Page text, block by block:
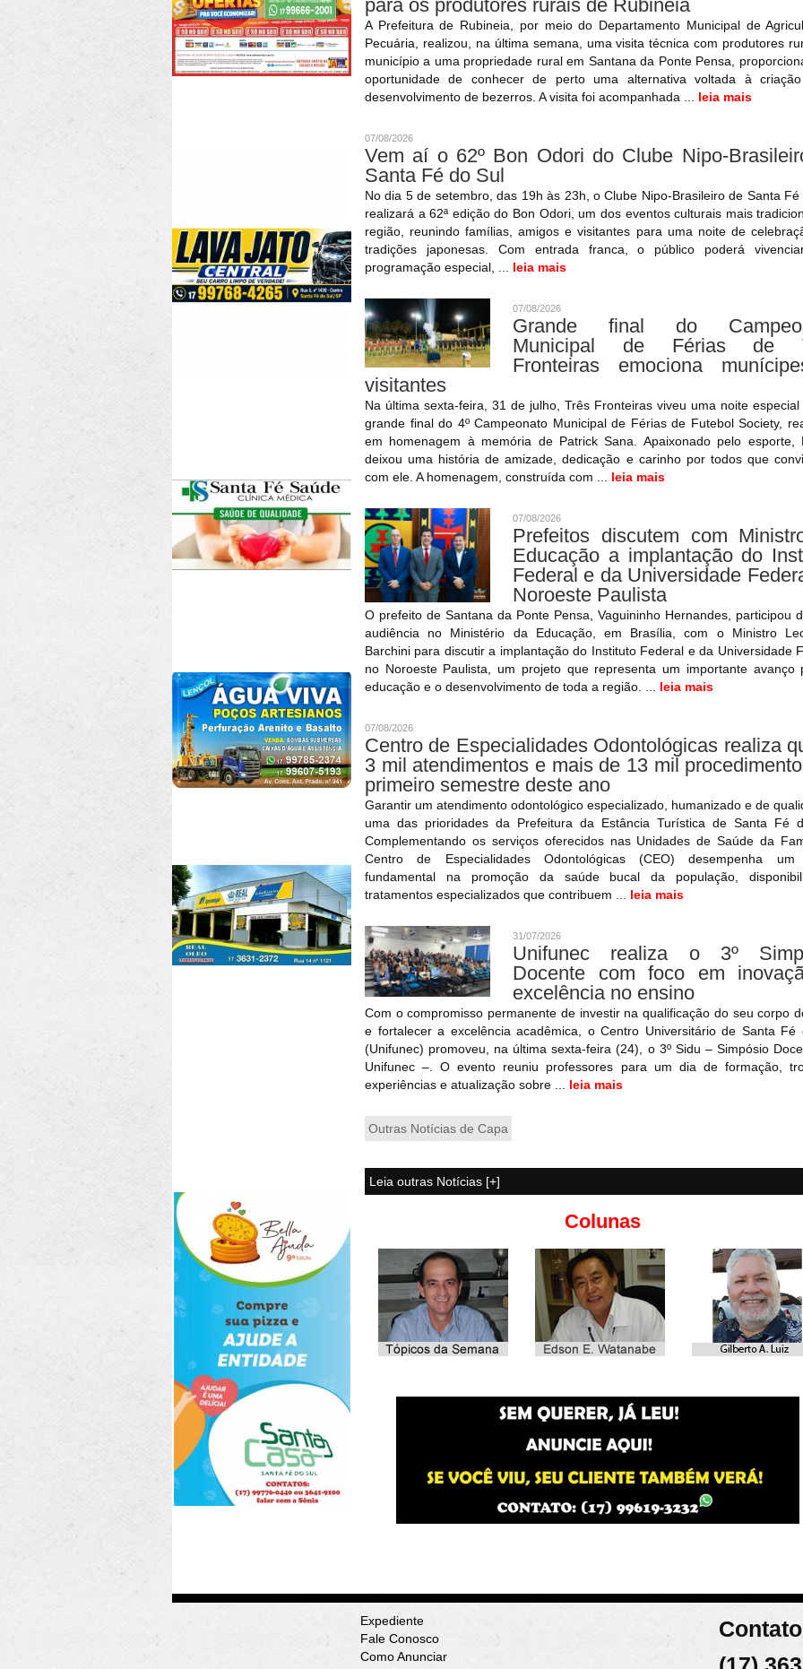
para os produtores rurais de Rubineia
A Prefeitura de Rubineia, por meio do Departamento Municipal de
Pecuária, realizou, na última semana, uma visita técnica com produtores
município a uma propriedade rural em Santana da Ponte Pensa,
oportunidade de conhecer de perto uma alternativa voltada à
desenvolvimento de bezerros. A visita foi acompanhada ... leia mais
07/08/2026
Vem aí o 62º Bon Odori do Clube Nipo-
Santa Fé do Sul
No dia 5 de setembro, das 19h às 23h, o Clube Nipo-Brasileiro de Santa Fé
realizará a 62ª edição do Bon Odori, um dos eventos culturais mais
região, reunindo famílias, amigos e visitantes para uma noite de
tradições japonesas. Com entrada franca, o público poderá
programação especial, ... leia mais
07/08/2026
Grande final do
Municipal de Férias de
Fronteiras emociona
visitantes
Na última sexta-feira, 31 de julho, Três Fronteiras viveu uma noite
grande final do 4º Campeonato Municipal de Férias de Futebol Society,
em homenagem à memória de Patrick Sana. Apaixonado pelo esporte,
deixou uma história de amizade, dedicação e carinho por todos que
com ele. A homenagem, construída com ... leia mais
07/08/2026
Prefeitos discutem com
Educação a implantação do
Federal e da Universidade
Noroeste Paulista
O prefeito de Santana da Ponte Pensa, Vaguininho Hernandes, participou
audiência no Ministério da Educação, em Brasília, com o Ministro
Barchini para discutir a implantação do Instituto Federal e da Universidade
no Noroeste Paulista, um projeto que representa um importante avanço
educação e o desenvolvimento de toda a região. ... leia mais
07/08/2026
Centro de Especialidades Odontológicas realiza
3 mil atendimentos e mais de 13 mil
primeiro semestre deste ano
Garantir um atendimento odontológico especializado, humanizado e de
uma das prioridades da Prefeitura da Estância Turística de Santa Fé
Complementando os serviços oferecidos nas Unidades de Saúde da
Centro de Especialidades Odontológicas (CEO) desempenha um
fundamental na promoção da saúde bucal da população,
tratamentos especializados que contribuem ... leia mais
31/07/2026
Unifunec realiza o 3º
Docente com foco em
excelência no ensino
Com o compromisso permanente de investir na qualificação do seu corpo
e fortalecer a excelência acadêmica, o Centro Universitário de Santa Fé
(Unifunec) promoveu, na última sexta-feira (24), o 3º Sidu – Simpósio
Unifunec –. O evento reuniu professores para um dia de formação,
experiências e atualização sobre ... leia mais
Outras Notícias de Capa
Leia outras Notícias [+]
Colunas
Expediente
Fale Conosco
Como Anunciar